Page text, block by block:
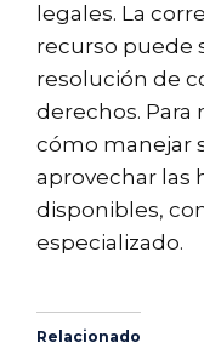
legales. La
recurso puede
resolución de
derechos. Para
cómo manejar
aprovechar las
disponibles,
especializado.
Relacionado